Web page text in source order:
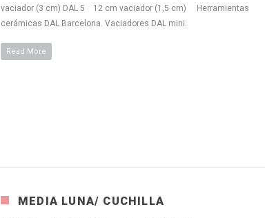
vaciador (3 cm) DAL 5 12 cm vaciador (1,5 cm) Herramientas
cerámicas DAL Barcelona. Vaciadores DAL mini.
Read More
MEDIA LUNA/ CUCHILLA